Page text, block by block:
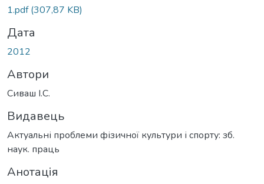
1.pdf(307,87 KB)
Дата
2012
Автори
Сиваш І.С.
Видавець
Актуальні проблеми фізичної культури і спорту: зб.
наук. праць
Анотація